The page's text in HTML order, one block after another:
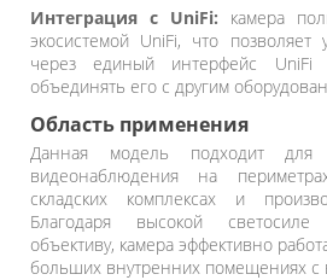
Интеграция с UniFi: камера
экосистемой UniFi, что позволяет
через единый интерфейс
объединять его с другим
Область применения
Данная модель подходит для
видеонаблюдения на
складских комплексах и
Благодаря высокой
объективу, камера эффективно
больших внутренних помещениях с